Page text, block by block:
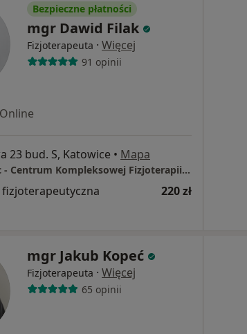
Bezpieczne płatności
mgr Dawid Filak
Fizjoterapeuta · Więcej
91 opinii
Online
23 bud. S, Katowice • Mapa
OdnovaClinic - Centrum Kompleksowej Fizjoterapii i Rehabilitacji
220 zł
mgr Jakub Kopeć
Fizjoterapeuta · Więcej
65 opinii